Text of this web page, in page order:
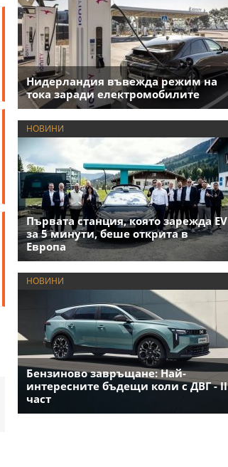
Нидерландия въвежда режим на
тока заради електромобилите
НОВИНИ
Първата станция, която зарежда EV
за 5 минути, беше открита в
Европа
НОВИНИ
Бензиново завръщане: Най-
интересните бъдещи коли с ДВГ - II
част